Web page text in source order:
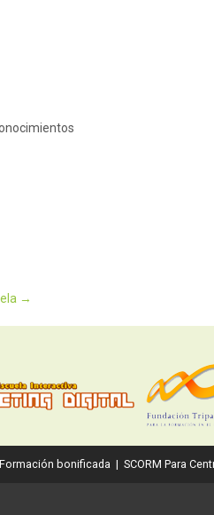
→
Formación bonificada | SCORM Para